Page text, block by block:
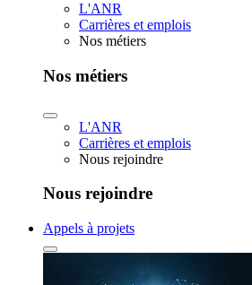
L'ANR
Carrières et emplois
Nos métiers
Nos métiers
L'ANR
Carrières et emplois
Nous rejoindre
Nous rejoindre
Appels à projets